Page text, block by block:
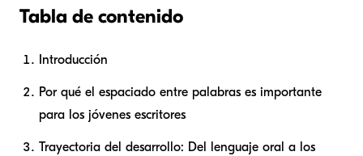
Tabla de contenido
Introducción
Por qué el espaciado entre palabras es importante
para los jóvenes escritores
Trayectoria del desarrollo: Del lenguaje oral a los